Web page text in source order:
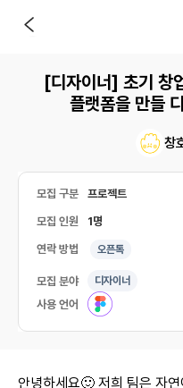
[디자이너] 초기
플랫폼을 만들
창
모집 구분 프로젝트
모집 인원 1명
연락 방법 오픈톡
모집 분야 디자이너
사용 언어
안녕하세요🙂 저희 팀은 자